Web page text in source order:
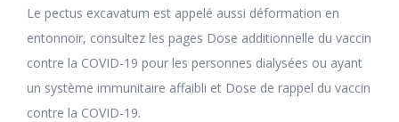
Le pectus excavatum est appelé aussi déformation en
entonnoir, consultez les pages Dose additionnelle du vaccin
contre la COVID-19 pour les personnes dialysées ou ayant
un système immunitaire affaibli et Dose de rappel du vaccin
contre la COVID-19.